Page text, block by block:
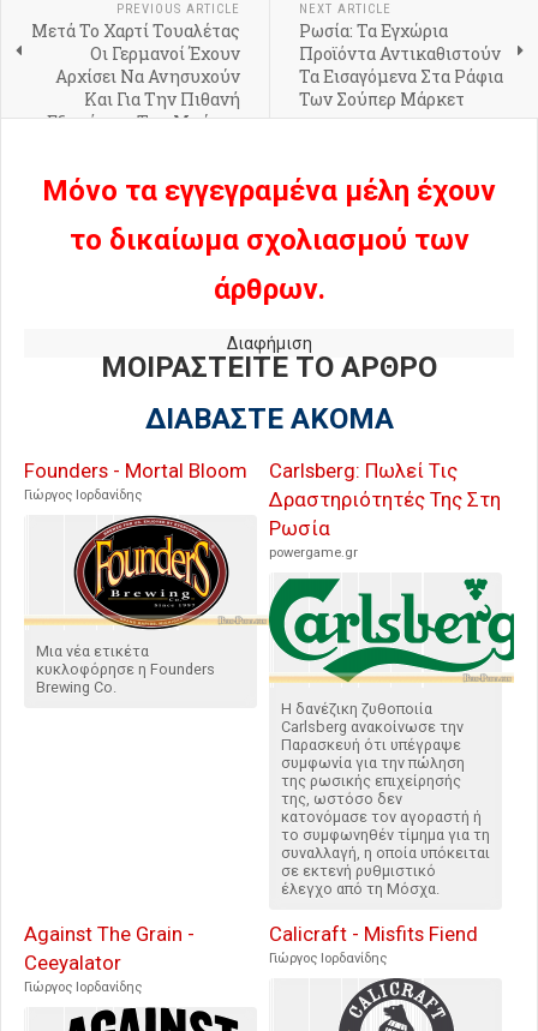
PREVIOUS ARTICLE
Μετά Το Χαρτί Τουαλέτας
Οι Γερμανοί Έχουν
Αρχίσει Να Ανησυχούν
Και Για Την Πιθανή
Εξαφάνιση Της Μπύρας
NEXT ARTICLE
Ρωσία: Τα Εγχώρια
Προϊόντα Αντικαθιστούν
Τα Εισαγόμενα Στα Ράφια
Των Σούπερ Μάρκετ
Μόνο τα εγγεγραμένα μέλη έχουν
το δικαίωμα σχολιασμού των
άρθρων.
Διαφήμιση
ΜΟΙΡΑΣΤΕΙΤΕ ΤΟ ΑΡΘΡΟ
ΔΙΑΒΑΣΤΕ ΑΚΟΜΑ
Founders - Mortal Bloom
Γιώργος Ιορδανίδης
Μια νέα ετικέτα
κυκλοφόρησε η Founders
Brewing Co.
Carlsberg: Πωλεί Τις
Δραστηριότητές Της Στη
Ρωσία
powergame.gr
Η δανέζικη ζυθοποιία
Carlsberg ανακοίνωσε την
Παρασκευή ότι υπέγραψε
συμφωνία για την πώληση
της ρωσικής επιχείρησής
της, ωστόσο δεν
κατονόμασε τον αγοραστή ή
το συμφωνηθέν τίμημα για τη
συναλλαγή, η οποία υπόκειται
σε εκτενή ρυθμιστικό
έλεγχο από τη Μόσχα.
Against The Grain -
Ceeyalator
Γιώργος Ιορδανίδης
Calicraft - Misfits Fiend
Γιώργος Ιορδανίδης